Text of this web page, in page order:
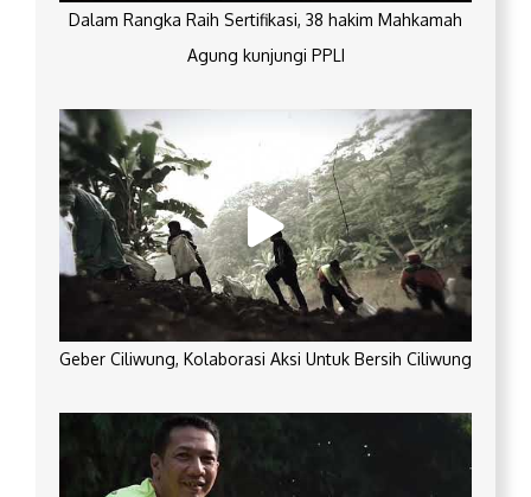
Dalam Rangka Raih Sertifikasi, 38 hakim Mahkamah
Agung kunjungi PPLI
Geber Ciliwung, Kolaborasi Aksi Untuk Bersih Ciliwung